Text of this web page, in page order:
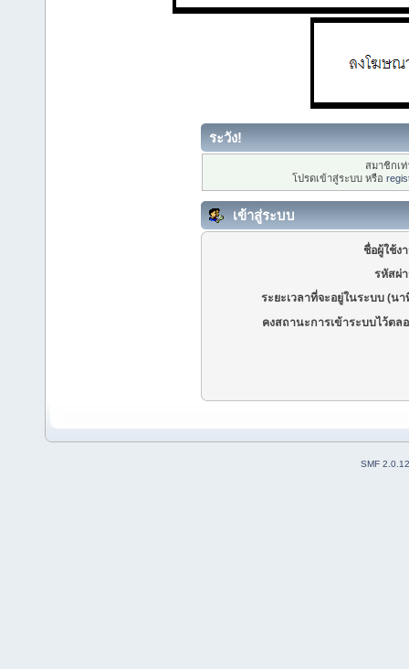
ระวัง!
สมาชิกเ
โปรดเข้าสู่ระบบ หรือ
เข้าสู่ระบบ
ชื่อผู้ใช้ง
รหัสผ่
ระยะเวลาที่จะอยู่ในระบบ (นา
คงสถานะการเข้าระบบไว้ตล
SMF 2.0.12